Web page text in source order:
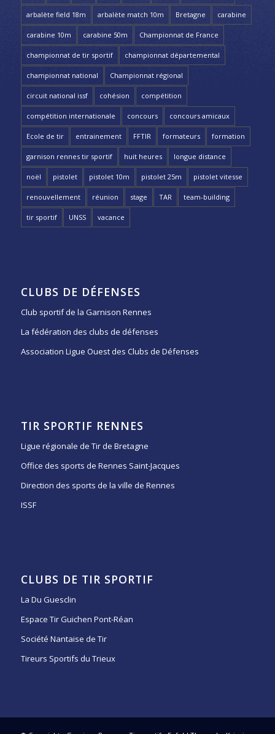
arbalète field 18m arbalète match 10m Bretagne carabine
carabine 10m carabine 50m Championnat de France
championnat de tir sportif championnat départemental
championnat national Championnat régional
circuit national issf cohésion compétition
compétition internationale concours concours amicaux
Ecole de tir entrainement FFTIR formateurs formation
garnison rennes tir sportif huit heures longue distance
noël pistolet pistolet 10m pistolet 25m pistolet vitesse
renouvellement réunion stage TAR team-building
tir sportif UNSS vacance
CLUBS DE DÉFENSES
Club sportif de la Garnison Rennes
La fédération des clubs de défenses
Association Ligue Ouest des Clubs de Défenses
TIR SPORTIF RENNES
Ligue régionale de Tir de Bretagne
Office des sports de Rennes Saint-Jacques
Direction des sports de la ville de Rennes
ISSF
CLUBS DE TIR SPORTIF
La Du Guesclin
Espace Tir Guichen Pont-Réan
Société Nantaise de Tir
Tireurs Sportifs du Trieux